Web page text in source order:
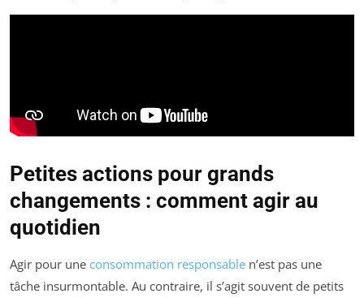
Petites actions pour grands
changements : comment agir au
quotidien
Agir pour une consommation responsable n’est pas une
tâche insurmontable. Au contraire, il s’agit souvent de petits